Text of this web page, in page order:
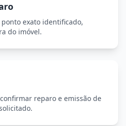
exato identificado,
do imóvel.
reparo e emissão de